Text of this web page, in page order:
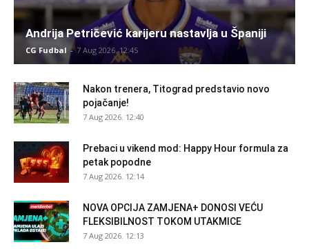
Andrija Petričević karijeru nastavlja u Španiji
CG Fudbal - 7 Aug 2026. 12:45
Nakon trenera, Titograd predstavio novo
pojačanje!
7 Aug 2026. 12:40
Prebaci u vikend mod: Happy Hour formula za
petak popodne
7 Aug 2026. 12:14
NOVA OPCIJA ZAMJENA+ DONOSI VEĆU
FLEKSIBILNOST TOKOM UTAKMICE
7 Aug 2026. 12:13